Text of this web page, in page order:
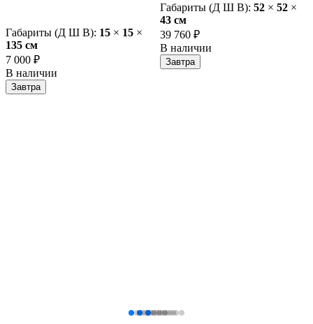
Габариты (Д Ш В): 15 × 15 ×
135 cм
7 000 ₽
В наличии
Завтра
Габариты (Д Ш В): 52 × 52 ×
43 cм
39 760 ₽
В наличии
Завтра